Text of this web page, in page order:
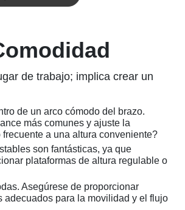
de trabajo; implica crear un
de un arco cómodo del brazo.
más comunes y ajuste la
a una altura conveniente?
son fantásticas, ya que
plataformas de altura regulable o
Asegúrese de proporcionar
adecuados para la movilidad y el flujo